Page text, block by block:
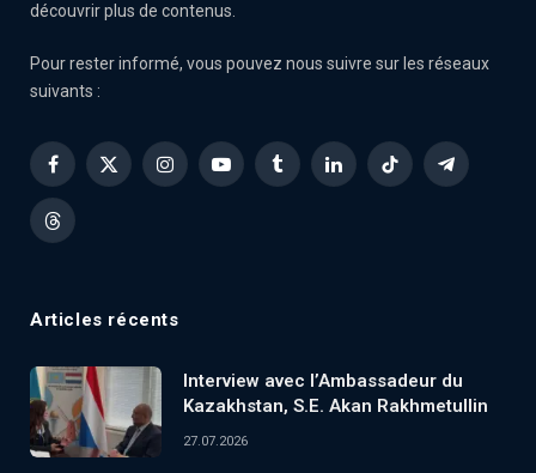
découvrir plus de contenus.
Pour rester informé, vous pouvez nous suivre sur les réseaux
suivants :
Facebook
X
InstagramYouTubeTumblrLinkedInTikTok Telegram
Threads
Articles récents
Interview avec l’Ambassadeur du
Kazakhstan, S.E. Akan Rakhmetullin
27.07.2026